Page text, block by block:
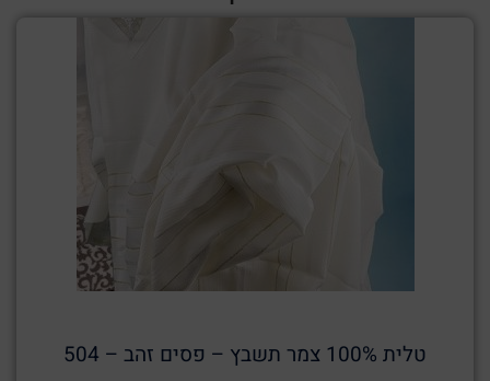
טלית 100% צמר תשבץ – פסים זהב – 504